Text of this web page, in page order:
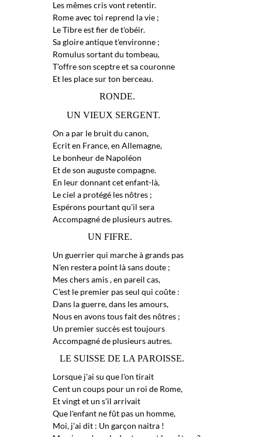
Les mêmes cris vont retentir.
Rome avec toi reprend la vie ;
Le Tibre est fier de t'obéir.
Sa gloire antique t'environne ;
Romulus sortant du tombeau,
T'offre son sceptre et sa couronne
Et les place sur ton berceau.
RONDE.
UN VIEUX SERGENT.
On a par le bruit du canon,
Ecrit en France, en Allemagne,
Le bonheur de Napoléon
Et de son auguste compagne.
En leur donnant cet enfant-là,
Le ciel a protégé les nôtres ;
Espérons pourtant qu'il sera
Accompagné de plusieurs autres.
UN FIFRE.
Un guerrier qui marche à grands pas
N'en restera point là sans doute ;
Mes chers amis , en pareil cas,
C'est le premier pas seul qui coûte :
Dans la guerre, dans les amours,
Nous en avons tous fait des nôtres ;
Un premier succès est toujours
Accompagné de plusieurs autres.
LE SUISSE DE LA PAROISSE.
Lorsque j'ai su que l'on tirait
Cent un coups pour un roi de Rome,
Et vingt et un s'il arrivait
Que l'enfant ne fût pas un homme,
Moi, j'ai dit : Un garçon naitra !